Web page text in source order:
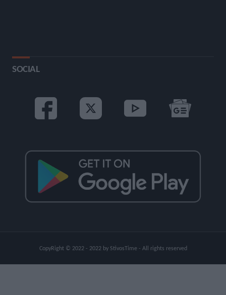
SOCIAL
CopyRight © 2022 - 2022 by StivosTime - All rights reserved